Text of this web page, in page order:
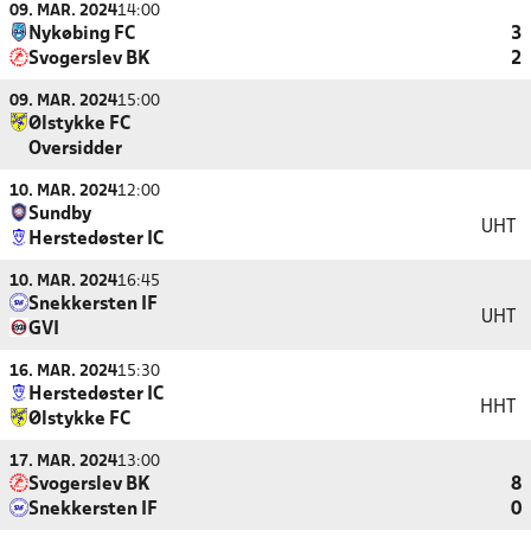
09. MAR. 202414:00
Nykøbing FC
3
Svogerslev BK
2
09. MAR. 202415:00
Ølstykke FC
Oversidder
10. MAR. 202412:00
Sundby
Herstedøster IC
UHT
10. MAR. 202416:45
Snekkersten IF
GVI
UHT
16. MAR. 202415:30
Herstedøster IC
Ølstykke FC
HHT
17. MAR. 202413:00
Svogerslev BK
8
Snekkersten IF
0